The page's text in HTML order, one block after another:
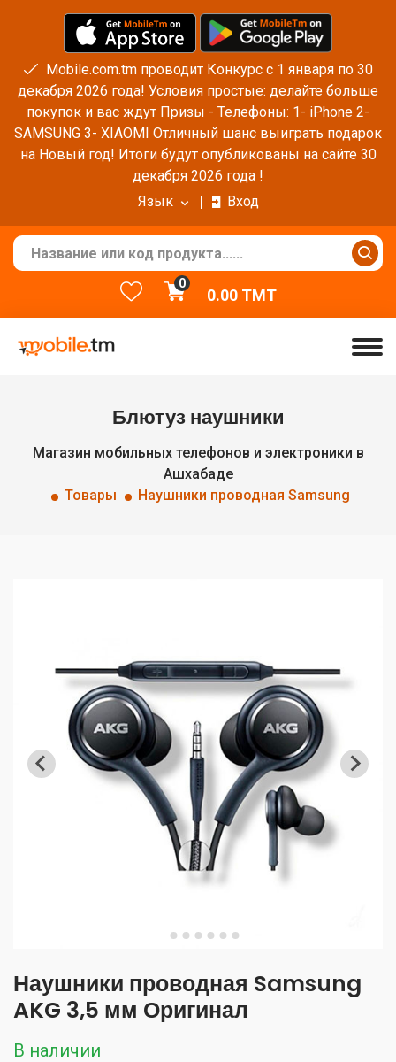
Mobile.com.tm проводит Конкурс с 1 января по 30
декабря 2026 года! Условия простые: делайте больше
покупок и вас ждут Призы - Телефоны: 1- iPhone 2-
SAMSUNG 3- XIAOMI Отличный шанс выиграть подарок
на Новый год! Итоги будут опубликованы на сайте 30
декабря 2026 года !
Язык
Вход
0
0.00TMT
Блютуз наушники
Магазин мобильных телефонов и электроники в
Ашхабаде
Товары
Наушники проводная Samsung
Наушники проводная Samsung
AKG 3,5 мм Оригинал
В наличии